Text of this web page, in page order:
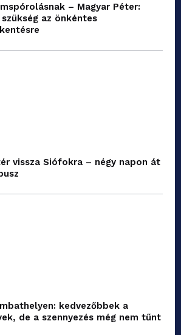
– Magyar Péter:
az önkéntes
vissza Siófokra – négy napon át
kedvezőbbek a
de a szennyezés még nem tűnt